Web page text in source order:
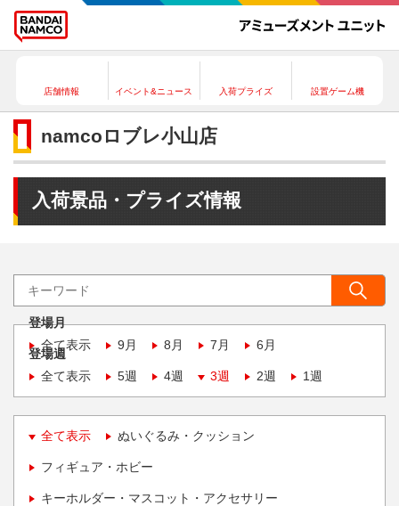
店舗情報 イベント&ニュース 入荷プライズ 設置ゲーム機
namcoロブレ小山店
入荷景品・プライズ情報
登場月
全て表示
9月 8月 7月 6月
登場週
全て表示
5週 4週 3週 2週 1週
全て表示 ぬいぐるみ・クッション
フィギュア・ホビー
キーホルダー・マスコット・アクセサリー